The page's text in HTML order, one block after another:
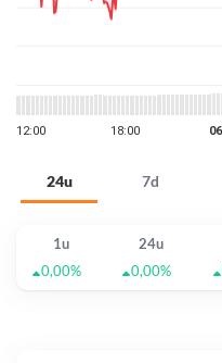
24u 7d
1u 24u
0,00%
0,00%